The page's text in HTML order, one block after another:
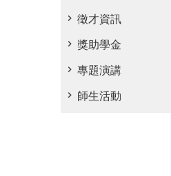
徵才資訊
獎助學金
專題演講
師生活動